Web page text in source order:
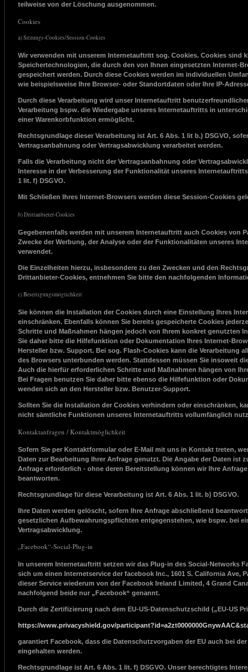
teilweise von der Löschung ausgenommen.
Cookies
a) Sitzungs-Cookies/Session-Cookies
Wir verwenden mit unserem Internetauftritt sog. Cookies. Cookies sind
Speichertechnologien, die durch den von Ihnen eingesetzten Internet-
gespeichert werden. Durch diese Cookies werden im individuellen
wie beispielsweise Ihre Browser- oder Standortdaten oder Ihre IP-
Durch diese Verarbeitung wird unser Internetauftritt
Verarbeitung bspw. die Wiedergabe unseres Internetauftritts in
einer Warenkorbfunktion ermöglicht.
Rechtsgrundlage dieser Verarbeitung ist Art. 6 Abs. 1 lit b.) DSGVO,
Vertragsanbahnung oder Vertragsabwicklung verarbeitet werden.
Falls die Verarbeitung nicht der Vertragsanbahnung oder
Interesse in der Verbesserung der Funktionalität unseres
1 lit. f) DSGVO.
Mit Schließen Ihres Internet-Browsers werden diese Session-Cookies
b) Drittanbieter-Cookies
Gegebenenfalls werden mit unserem Internetauftritt auch Cookies von
Zwecke der Werbung, der Analyse oder der Funktionalitäten unseres
verwendet.
Die Einzelheiten hierzu, insbesondere zu den Zwecken und den
Drittanbieter-Cookies, entnehmen Sie bitte den nachfolgenden
c) Beseitigungsmöglichkeit
Sie können die Installation der Cookies durch eine Einstellung Ihres
einschränken. Ebenfalls können Sie bereits gespeicherte Cookies
Schritte und Maßnahmen hängen jedoch von Ihrem konkret genutzten
Sie daher bitte die Hilfefunktion oder Dokumentation Ihres Internet-
Hersteller bzw. Support. Bei sog. Flash-Cookies kann die Verarbeitung
des Browsers unterbunden werden. Stattdessen müssen Sie insoweit
Auch die hierfür erforderlichen Schritte und Maßnahmen hängen von
Bei Fragen benutzen Sie daher bitte ebenso die Hilfefunktion oder
wenden sich an den Hersteller bzw. Benutzer-Support.
Sollten Sie die Installation der Cookies verhindern oder einschränken,
nicht sämtliche Funktionen unseres Internetauftritts vollumfänglich
Kontaktanfragen / Kontaktmöglichkeit
Sofern Sie per Kontaktformular oder E-Mail mit uns in Kontakt treten,
Daten zur Bearbeitung Ihrer Anfrage genutzt. Die Angabe der Daten ist
Anfrage erforderlich - ohne deren Bereitstellung können wir Ihre
beantworten.
Rechtsgrundlage für diese Verarbeitung ist Art. 6 Abs. 1 lit. b) DSGVO.
Ihre Daten werden gelöscht, sofern Ihre Anfrage abschließend
gesetzlichen Aufbewahrungspflichten entgegenstehen, wie bspw. bei
Vertragsabwicklung.
„Facebook“-Social-Plug-in
In unserem Internetauftritt setzen wir das Plug-in des Social-Networks
sich um einen Internetservice der facebook Inc., 1601 S. California Ave,
dieser Service wiederum von der Facebook Ireland Limited, 4 Grand
nachfolgend beide nur „Facebook“ genannt.
Durch die Zertifizierung nach dem EU-US-Datenschutzschild („EU-US
https://www.privacyshield.gov/
garantiert Facebook, dass die Datenschutzvorgaben der EU auch bei
eingehalten werden.
Rechtsgrundlage ist Art. 6 Abs. 1 lit. f) DSGVO. Unser berechtigtes